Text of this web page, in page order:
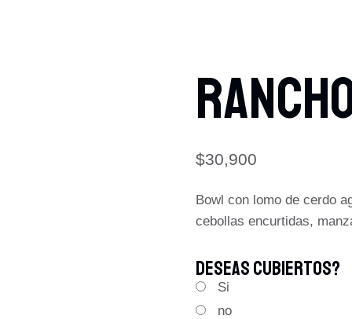
$30,900
Bowl con lomo de cerdo
cebollas encurtidas,
Deseas Cubiertos?
Si
no